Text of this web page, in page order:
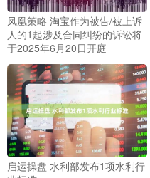
凤凰策略 淘宝作为被告/被上诉
人的1起涉及合同纠纷的诉讼将
于2025年6月20日开庭
启运操盘 水利部发布1项水利行